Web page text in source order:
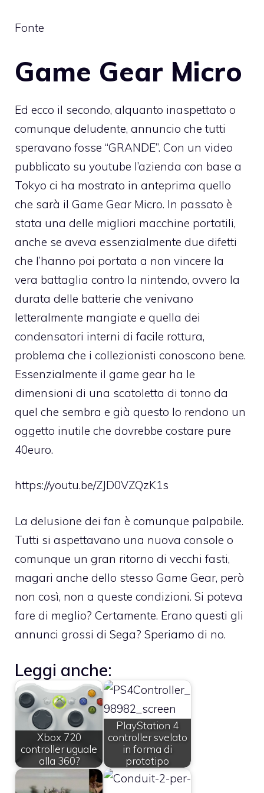
Fonte
Game Gear Micro
Ed ecco il secondo, alquanto inaspettato o
comunque deludente, annuncio che tutti
speravano fosse “GRANDE”. Con un video
pubblicato su youtube l’azienda con base a
Tokyo ci ha mostrato in anteprima quello
che sarà il Game Gear Micro. In passato è
stata una delle migliori macchine portatili,
anche se aveva essenzialmente due difetti
che l’hanno poi portata a non vincere la
vera battaglia contro la nintendo, ovvero la
durata delle batterie che venivano
letteralmente mangiate e quella dei
condensatori interni di facile rottura,
problema che i collezionisti conoscono bene.
Essenzialmente il game gear ha le
dimensioni di una scatoletta di tonno da
quel che sembra e già questo lo rendono un
oggetto inutile che dovrebbe costare pure
40euro.
https://youtu.be/ZJD0VZQzK1s
La delusione dei fan è comunque palpabile.
Tutti si aspettavano una nuova console o
comunque un gran ritorno di vecchi fasti,
magari anche dello stesso Game Gear, però
non così, non a queste condizioni. Si poteva
fare di meglio? Certamente. Erano questi gli
annunci grossi di Sega? Speriamo di no.
Leggi anche:
Xbox 720
controller uguale
alla 360?
PlayStation 4
controller svelato
in forma di
prototipo